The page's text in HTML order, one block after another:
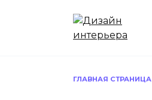
ГЛАВНАЯ СТРАНИЦА